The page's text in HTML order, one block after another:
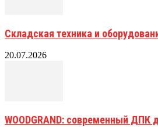
Складская техника и
20.07.2026
WOODGRAND: современный ДПК